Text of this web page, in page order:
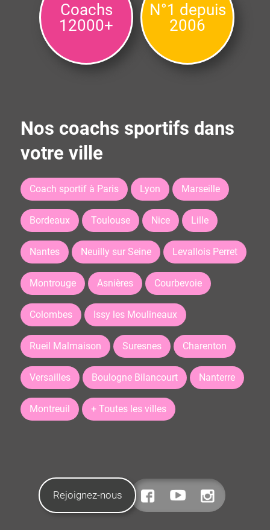
Coachs
12000+
N°1 depuis
2006
Nos coachs sportifs dans
votre ville
Coach sportif à Paris Lyon Marseille
Bordeaux Toulouse Nice Lille
Nantes Neuilly sur Seine Levallois Perret
Montrouge Asnières Courbevoie
Colombes Issy les Moulineaux
Rueil Malmaison Suresnes Charenton
Versailles Boulogne Bilancourt Nanterre
Montreuil + Toutes les villes
Rejoignez-nous